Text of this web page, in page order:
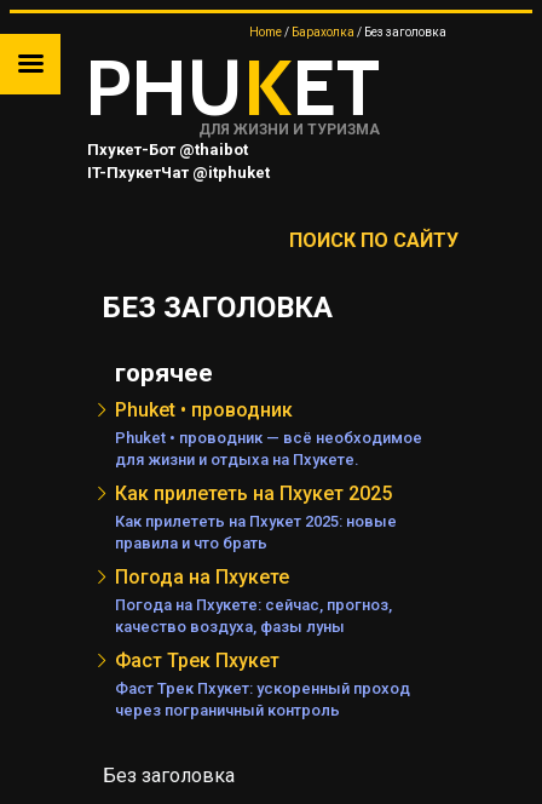
Home Барахолка Без заголовка
PHUKET
ДЛЯ ЖИЗНИ И ТУРИЗМА
Пхукет-Бот @thaibot
IT-ПхукетЧат @itphuket
ПОИСК ПО САЙТУ
БЕЗ ЗАГОЛОВКА
горячее
Phuket • проводник
Phuket • проводник — всё необходимое
для жизни и отдыха на Пхукете.
Как прилететь на Пхукет 2025
Как прилететь на Пхукет 2025: новые
правила и что брать
Погода на Пхукете
Погода на Пхукете: сейчас, прогноз,
качество воздуха, фазы луны
Фаст Трек Пхукет
Фаст Трек Пхукет: ускоренный проход
через пограничный контроль
Без заголовка